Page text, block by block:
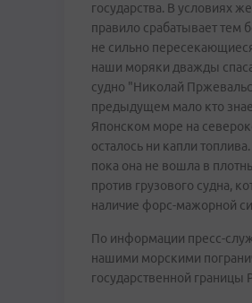
государства. В условиях
правило срабатывает тем
не сильно
наши моряки дважды
судно "Николай
предыдущем мало кто
Японском море на
осталось ни капли
пока она не вошла в
против грузового судна,
наличие форс-мажорной
По информации пресс-
нашими морскими
государственной